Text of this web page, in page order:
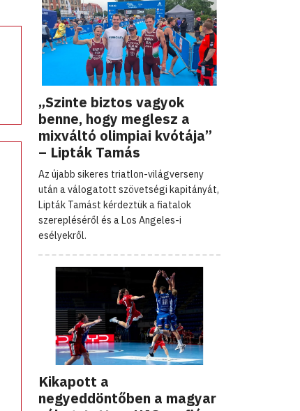
„Szinte biztos vagyok
benne, hogy meglesz a
mixváltó olimpiai kvótája”
– Lipták Tamás
Az újabb sikeres triatlon-világverseny
után a válogatott szövetségi kapitányát,
Lipták Tamást kérdeztük a fiatalok
szerepléséről és a Los Angeles-i
esélyekről.
Kikapott a
negyeddöntőben a magyar